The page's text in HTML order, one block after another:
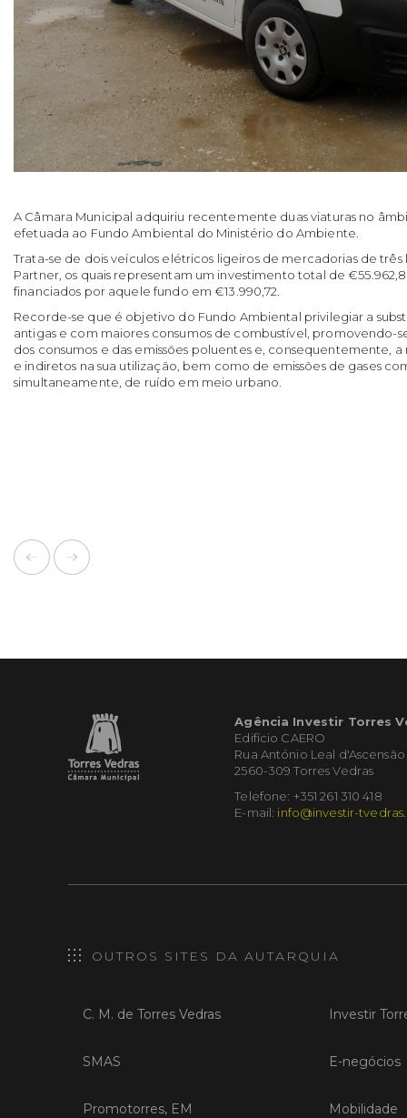
A Câmara Municipal adquiriu recentemente duas viaturas no
efetuada ao Fundo Ambiental do Ministério do Ambiente.
Trata-se de dois veículos elétricos ligeiros de mercadorias de
Partner, os quais representam um investimento total de
financiados por aquele fundo em €13.990,72.
Recorde-se que é objetivo do Fundo Ambiental privilegiar a
antigas e com maiores consumos de combustível, promovendo-
dos consumos e das emissões poluentes e, consequentemente,
e indiretos na sua utilização, bem como de emissões de gases
simultaneamente, de ruído em meio urbano.
Agência Investir Torres
Edifício CAERO
Rua António Leal d'Ascensão
2560-309 Torres Vedras
Telefone: +351 261 310 418
E-mail: info@investir-
OUTROS SITES DA AUTARQUIA
C. M. de Torres Vedras
SMAS
Promotorres, EM
Investir
E-negócios
Mobilidade